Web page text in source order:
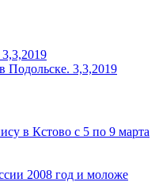
Подольске. 3,3,2019
в Кстово с 5 по 9 марта
2008 год и моложе